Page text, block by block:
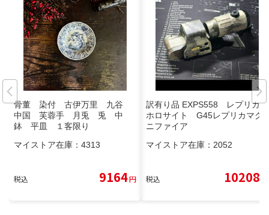
骨董 染付 古伊万里 九谷
中国 芙蓉手 月兎 兎 中
鉢 平皿 １客限り
マイストア在庫： 4313
税込 9164円
訳有り品 EXPS558 レプリカ
ホロサイト G45レプリカマグ
ニファイア
マイストア在庫： 2052
税込 10208